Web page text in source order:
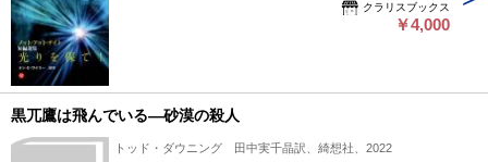
クラリスブックス
￥4,000
黒兀鷹は飛んでいる―砂漠の殺人
トッド・ダウニング 田中実千晶訳、綺想社、2022